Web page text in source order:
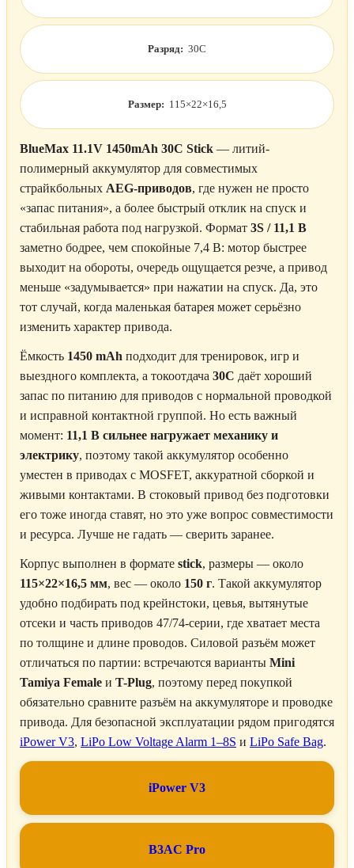
Разряд: 30C
Размер: 115×22×16,5
BlueMax 11.1V 1450mAh 30C Stick — литий-
полимерный аккумулятор для совместимых
страйкбольных AEG-приводов, где нужен не просто
«запас питания», а более быстрый отклик на спуск и
стабильная работа под нагрузкой. Формат 3S / 11,1 В
заметно бодрее, чем спокойные 7,4 В: мотор быстрее
выходит на обороты, очередь ощущается резче, а привод
меньше «задумывается» при нажатии на спуск. Да, это
тот случай, когда маленькая батарея может серьёзно
изменить характер привода.
Ёмкость 1450 mAh подходит для тренировок, игр и
выездного комплекта, а токоотдача 30C даёт хороший
запас по питанию для приводов с нормальной проводкой
и исправной контактной группой. Но есть важный
момент: 11,1 В сильнее нагружает механику и
электрику, поэтому такой аккумулятор особенно
уместен в приводах с MOSFET, аккуратной сборкой и
живыми контактами. В стоковый привод без подготовки
его тоже иногда ставят, но это уже вопрос совместимости
и ресурса. Лучше не гадать — сверить заранее.
Корпус выполнен в формате stick, размеры — около
115×22×16,5 мм, вес — около 150 г. Такой аккумулятор
удобно подбирать под крейнстоки, цевья, вытянутые
отсеки и часть приводов 47/74-серии, где хватает места
по толщине и длине проводов. Силовой разъём может
отличаться по партии: встречаются варианты Mini
Tamiya Female и T-Plug, поэтому перед покупкой
обязательно сравните разъём на аккумуляторе и проводке
привода. Для безопасной эксплуатации рядом пригодятся
iPower V3, LiPo Low Voltage Alarm 1–8S и LiPo Safe Bag.
iPower V3
B3AC Pro